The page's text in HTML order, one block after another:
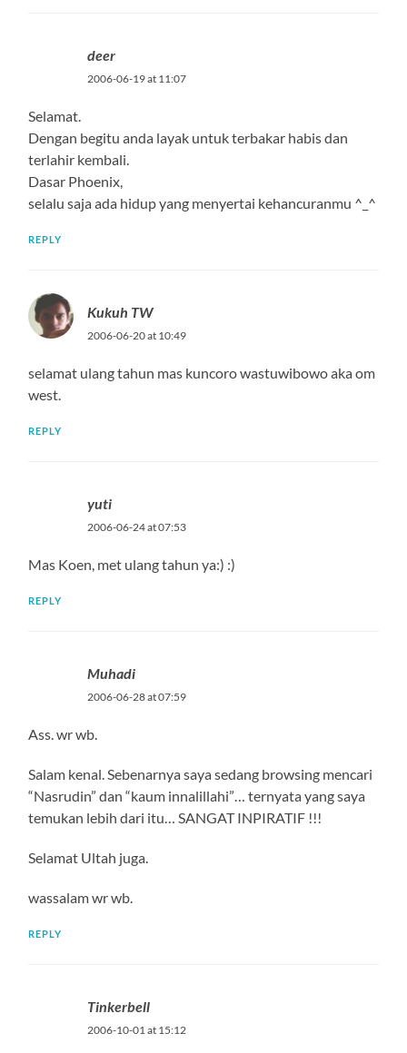
deer
2006-06-19 at 11:07
Selamat.
Dengan begitu anda layak untuk terbakar habis dan
terlahir kembali.
Dasar Phoenix,
selalu saja ada hidup yang menyertai kehancuranmu ^_^
REPLY
Kukuh TW
2006-06-20 at 10:49
selamat ulang tahun mas kuncoro wastuwibowo aka om
west.
REPLY
yuti
2006-06-24 at 07:53
Mas Koen, met ulang tahun ya:) :)
REPLY
Muhadi
2006-06-28 at 07:59
Ass. wr wb.
Salam kenal. Sebenarnya saya sedang browsing mencari
“Nasrudin” dan “kaum innalillahi”… ternyata yang saya
temukan lebih dari itu… SANGAT INPIRATIF !!!
Selamat Ultah juga.
wassalam wr wb.
REPLY
Tinkerbell
2006-10-01 at 15:12